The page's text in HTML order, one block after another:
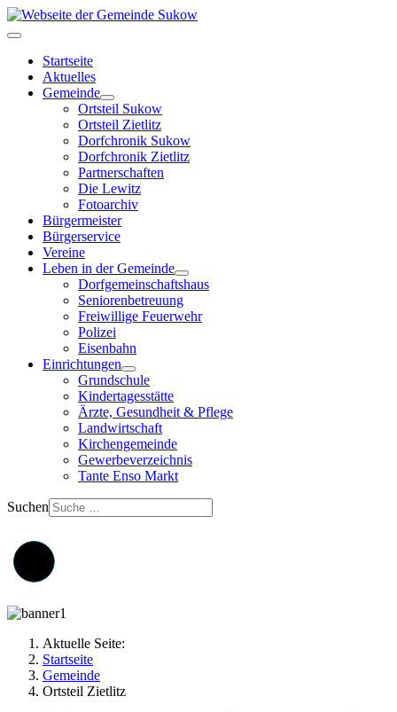
Startseite
Aktuelles
Gemeinde
Ortsteil Sukow
Ortsteil Zietlitz
Dorfchronik Sukow
Dorfchronik Zietlitz
Partnerschaften
Die Lewitz
Fotoarchiv
Bürgermeister
Bürgerservice
Vereine
Leben in der Gemeinde
Dorfgemeinschaftshaus
Seniorenbetreuung
Freiwillige Feuerwehr
Polizei
Eisenbahn
Einrichtungen
Grundschule
Kindertagesstätte
Ärzte, Gesundheit & Pflege
Landwirtschaft
Kirchengemeinde
Gewerbeverzeichnis
Tante Enso Markt
Suchen
Aktuelle Seite:
Startseite
Gemeinde
Ortsteil Zietlitz